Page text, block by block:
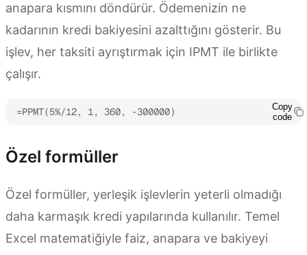
anapara kısmını döndürür. Ödemenizin ne
kadarının kredi bakiyesini azalttığını gösterir. Bu
işlev, her taksiti ayrıştırmak için IPMT ile birlikte
çalışır.
=PPMT(5%/12, 1, 360, -300000)
Copy
code
Özel formüller
Özel formüller, yerleşik işlevlerin yeterli olmadığı
daha karmaşık kredi yapılarında kullanılır. Temel
Excel matematiğiyle faiz, anapara ve bakiyeyi